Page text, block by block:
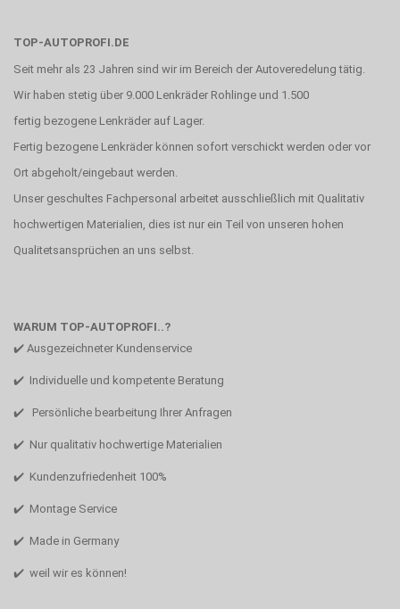
TOP-AUTOPROFI.DE
Seit mehr als 23 Jahren sind wir im Bereich der Autoveredelung tätig.
Wir haben stetig über 9.000 Lenkräder Rohlinge und 1.500
fertig bezogene Lenkräder auf Lager.
Fertig bezogene Lenkräder können sofort verschickt werden oder vor
Ort abgeholt/eingebaut werden.
Unser geschultes Fachpersonal arbeitet ausschließlich mit Qualitativ
hochwertigen Materialien, dies ist nur ein Teil von unseren hohen
Qualitetsansprüchen an uns selbst.
WARUM TOP-AUTOPROFI..?
✔️ Ausgezeichneter Kundenservice
✔️ Individuelle und kompetente Beratung
✔️ Persönliche bearbeitung Ihrer Anfragen
✔️ Nur qualitativ hochwertige Materialien
✔️ Kundenzufriedenheit 100%
✔️ Montage Service
✔️ Made in Germany
✔️ weil wir es können!